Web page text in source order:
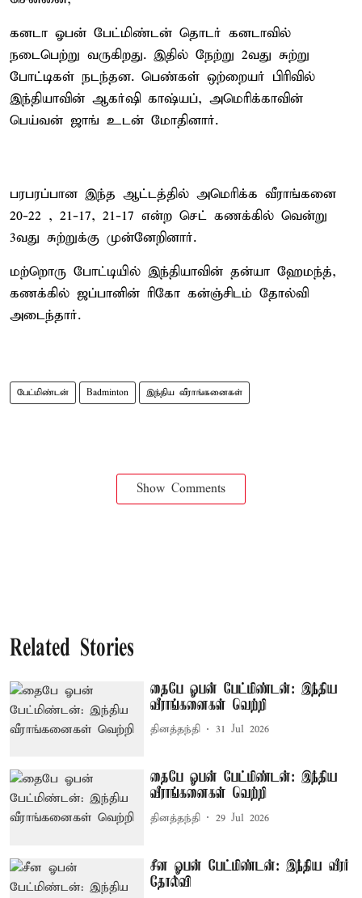
கனடா ஓபன் பேட்மிண்டன் தொடர் கனடாவில்
நடைபெற்று வருகிறது. இதில் நேற்று 2வது சுற்று
போட்டிகள் நடந்தன. பெண்கள் ஒற்றையர் பிரிவில்
இந்தியாவின் ஆகர்ஷி காஷ்யப், அமெரிக்காவின்
பெய்வன் ஜாங் உடன் மோதினார்.
பரபரப்பான இந்த ஆட்டத்தில் அமெரிக்க வீராங்கனை
20-22 , 21-17, 21-17 என்ற செட் கணக்கில் வென்று
3வது சுற்றுக்கு முன்னேறினார்.
மற்றொரு போட்டியில் இந்தியாவின் தன்யா ஹேமந்த்,
கணக்கில் ஜப்பானின் ரிகோ கன்ஞ்சிடம் தோல்வி
அடைந்தார்.
பேட்மிண்டன் Badminton இந்திய வீராங்கனைகள்
Show Comments
Related Stories
தைபே ஓபன் பேட்மிண்டன்: இந்திய
வீராங்கனைகள் வெற்றி
தினத்தந்தி 31 Jul 2026
தைபே ஓபன் பேட்மிண்டன்: இந்திய
வீராங்கனைகள் வெற்றி
தினத்தந்தி 29 Jul 2026
சீன ஓபன் பேட்மிண்டன்: இந்திய வீரர்
தோல்வி